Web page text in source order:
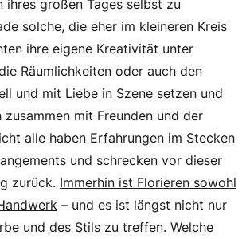
ihres großen Tages selbst zu
solche, die eher im kleineren Kreis
ihre eigene Kreativität unter
Räumlichkeiten oder auch den
und mit Liebe in Szene setzen und
mit Freunden und der
alle haben Erfahrungen im Stecken
und schrecken vor dieser
zurück. Immerhin ist Florieren sowohl
– und es ist längst nicht nur
und des Stils zu treffen. Welche